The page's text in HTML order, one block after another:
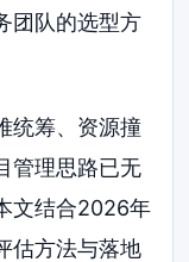
团队的选型方
统筹、资源撞
管理思路已无
文结合2026年
估方法与落地